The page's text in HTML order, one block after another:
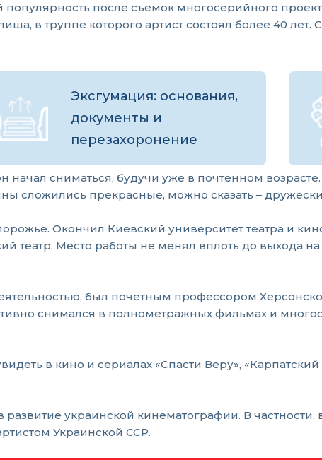
после съемок многосерийного
в труппе которого артист состоял более 40
Эксгумация: основания,
документы и
перезахоронение
начал сниматься, будучи уже в почтенном
сложились прекрасные, можно сказать –
Окончил Киевский университет театра и
театр. Место работы не менял вплоть до выхода
был почетным профессором
снимался в полнометражных фильмах и
в кино и сериалах «Спасти Веру»,
украинской кинематографии. В
Украинской ССР.